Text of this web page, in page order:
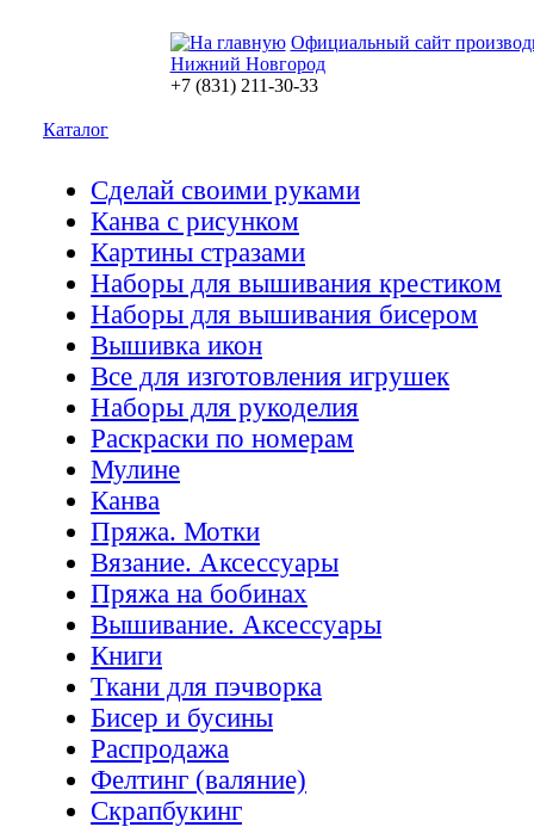
Официальный сайт
Нижний Новгород
+7 (831) 211-30-33
Каталог
Сделай своими руками
Канва с рисунком
Картины стразами
Наборы для вышивания крестиком
Наборы для вышивания бисером
Вышивка икон
Все для изготовления игрушек
Наборы для рукоделия
Раскраски по номерам
Мулине
Канва
Пряжа. Мотки
Вязание. Аксессуары
Пряжа на бобинах
Вышивание. Аксессуары
Книги
Ткани для пэчворка
Бисер и бусины
Распродажа
Фелтинг (валяние)
Скрапбукинг